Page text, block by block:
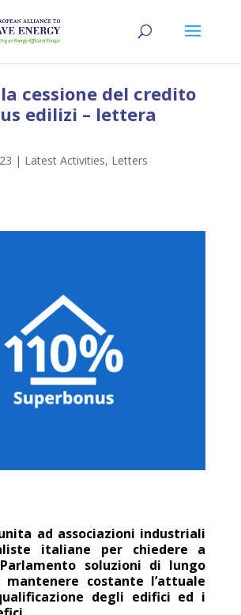
cessione del credito
edilizi – lettera
| Latest Activities, Letters
unita ad associazioni industriali
italiane per chiedere a
soluzioni di lungo
mantenere costante l’attuale
degli edifici ed i